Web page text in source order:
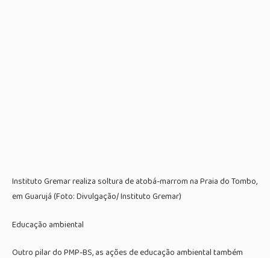
Instituto Gremar realiza soltura de atobá-marrom na Praia do Tombo,
em Guarujá (Foto: Divulgação/ Instituto Gremar)
Educação ambiental
Outro pilar do PMP-BS, as ações de educação ambiental também